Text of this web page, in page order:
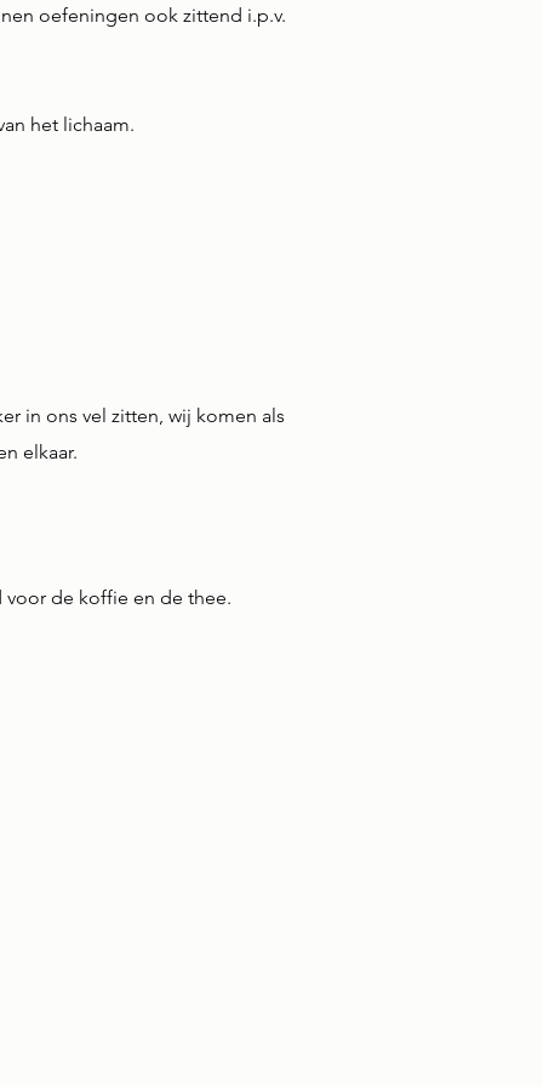
oefeningen ook zittend i.p.v.
het lichaam.
in ons vel zitten, wij komen als
elkaar.
de koffie en de thee.